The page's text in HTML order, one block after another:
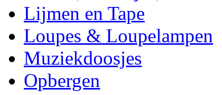
Lijmen en Tape
Loupes & Loupelampen
Muziekdoosjes
Opbergen